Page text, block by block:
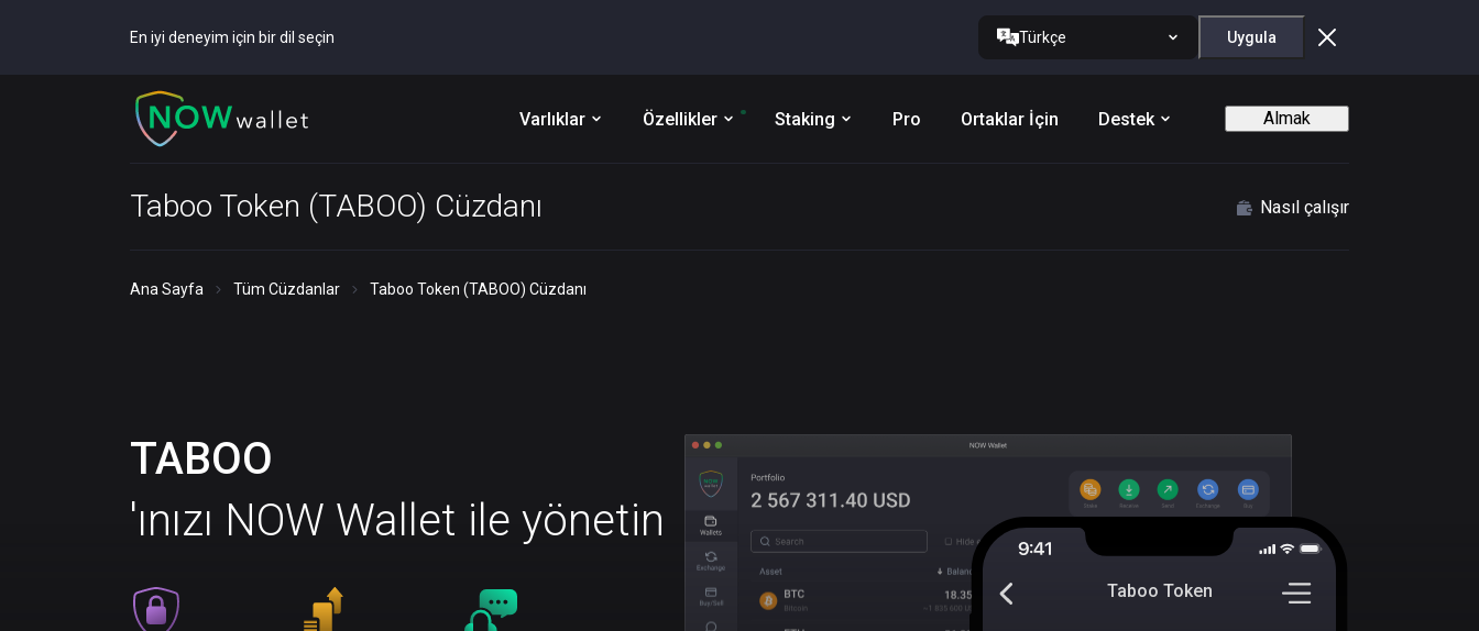
En iyi deneyim için bir dil seçin Türkçe Uygula
Varlıklar Özellikler Staking Pro Ortaklar İçin Destek Almak
Taboo Token (TABOO) Cüzdanı Nasıl çalışır
Ana Sayfa Tüm Cüzdanlar Taboo Token (TABOO) Cüzdanı
TABOO
'ınızı NOW Wallet ile yönetin
Taboo Token